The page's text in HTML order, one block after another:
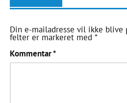
Din e-mailadresse vil ikke blive
felter er markeret med*
Kommentar*